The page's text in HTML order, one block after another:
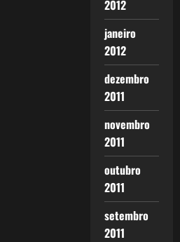
2012
janeiro
2012
dezembro
2011
novembro
2011
outubro
2011
setembro
2011